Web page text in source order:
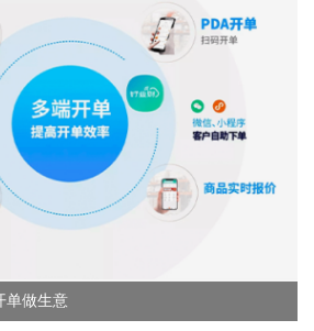
单做生意